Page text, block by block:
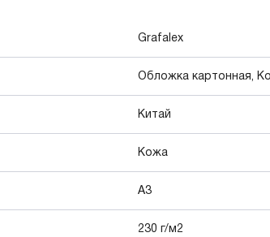
Grafalex
Обложка картонная,
Китай
Кожа
A3
230 г/м2